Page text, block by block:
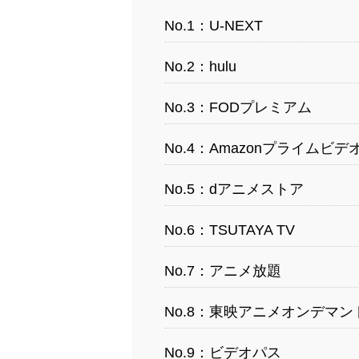
No.1：U-NEXT
No.2：hulu
No.3：FODプレミアム
No.4：Amazonプライムビデ
No.5：dアニメストア
No.6：TSUTAYA TV
No.7：アニメ放題
No.8：東映アニメオンデマン
No.9：ビデオパス